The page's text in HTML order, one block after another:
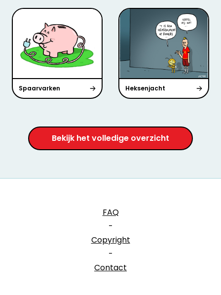
Spaarvarken Heksenjacht
Bekijk het volledige overzicht
FAQ
-
Copyright
-
Contact